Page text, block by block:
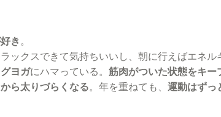
き 。
ックスできて気持ちいいし、朝に行えばエネ
ヨガにハマっている。 筋肉がついた状態をキー
ら太りづらくなる。年を重ねても、 運動はずっ